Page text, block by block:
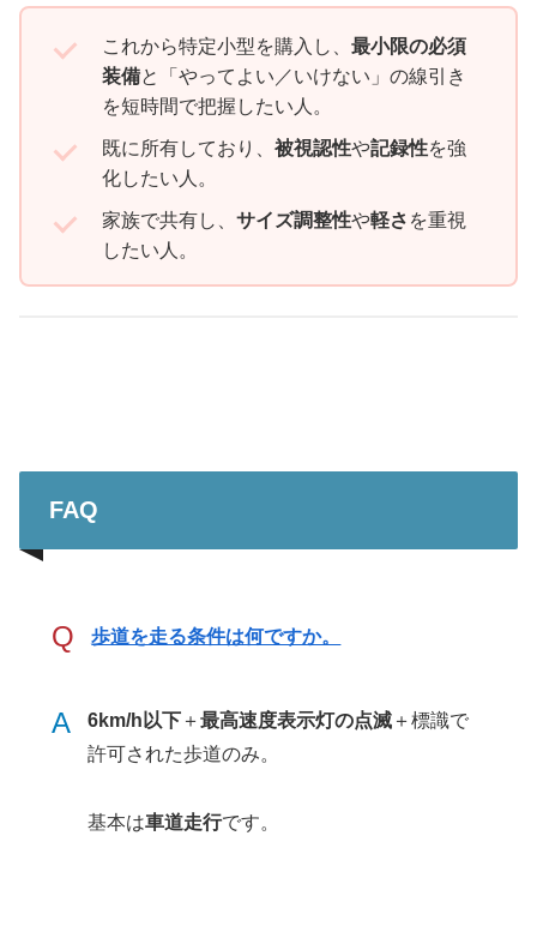
これから特定小型を購入し、最小限の必須
装備と「やってよい／いけない」の線引き
を短時間で把握したい人。
既に所有しており、被視認性や記録性を強
化したい人。
家族で共有し、サイズ調整性や軽さ を重視
したい人。
FAQ
Q 歩道を走る条件は何ですか。
A 6km/h以下 ＋最高速度表示灯の点滅 ＋標識で
許可された歩道のみ。
基本は車道走行です。